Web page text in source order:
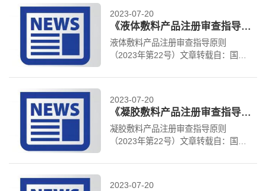
2023-07-20
《液体敷料产品注册审查指导原则（2023年第22号）》
液体敷料产品注册审查指导原则
（2023年第22号）文章转载自：国家
原文链接：
2023-07-20
《凝胶敷料产品注册审查指导原则（2023年第22号）》
凝胶敷料产品注册审查指导原则
（2023年第22号）文章转载自：国家
原文链接：
2023-07-20